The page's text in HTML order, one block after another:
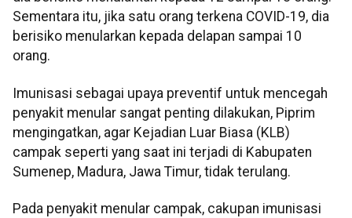
Sementara itu, jika satu orang terkena COVID-19, dia
berisiko menularkan kepada delapan sampai 10
orang.
Imunisasi sebagai upaya preventif untuk mencegah
penyakit menular sangat penting dilakukan, Piprim
mengingatkan, agar Kejadian Luar Biasa (KLB)
campak seperti yang saat ini terjadi di Kabupaten
Sumenep, Madura, Jawa Timur, tidak terulang.
Pada penyakit menular campak, cakupan imunisasi